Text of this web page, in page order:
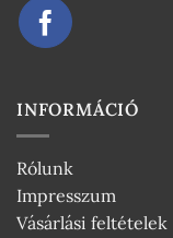
INFORMÁCIÓ
Rólunk
Impresszum
Vásárlási feltételek